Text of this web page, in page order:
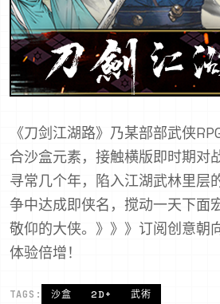
《刀剑江湖路》乃某部部武侠
合沙盒元素，接触横版即时期对
寻常几个年，陷入江湖武林里层
争中达成即侠名，搅动一天下面
敬仰的大侠。》》》订阅创意朝
体验倍增！
TAGS: 沙盒 2D+ 武術